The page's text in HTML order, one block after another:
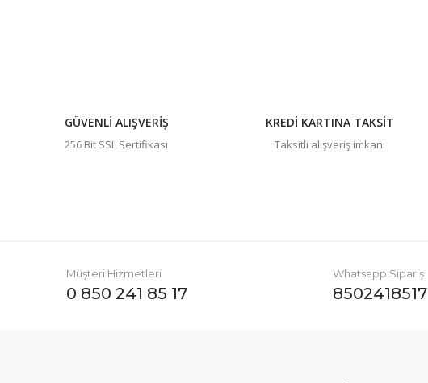
GÜVENLİ ALIŞVERİŞ
256 Bit SSL Sertifikası
KREDİ KARTINA TAKSİT
Taksitli alışveriş imkanı
Müşteri Hizmetleri
0 850 241 85 17
Whatsapp Sipariş
8502418517